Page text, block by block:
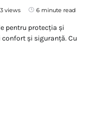
views 6 minute read
pentru protecția și
și siguranță. Cu